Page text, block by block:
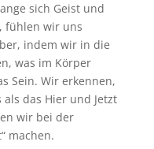
sich Geist und
fühlen wir uns
indem wir in die
was im Körper
Sein. Wir erkennen,
das Hier und Jetzt
wir bei der
machen.